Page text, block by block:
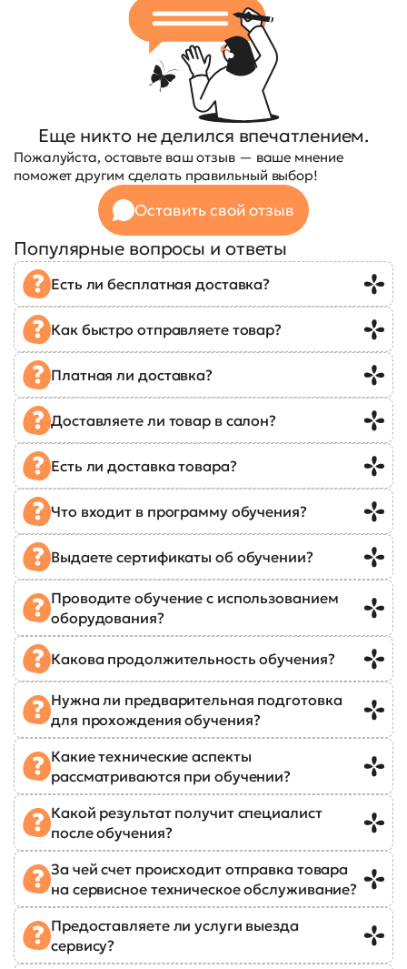
Еще никто не делился впечатлением.
Пожалуйста, оставьте ваш отзыв — ваше мнение
поможет другим сделать правильный выбор!
Оставить свой отзыв
Популярные вопросы и ответы
Есть ли бесплатная доставка?
Как быстро отправляете товар?
Платная ли доставка?
Доставляете ли товар в салон?
Есть ли доставка товара?
Что входит в программу обучения?
Выдаете сертификаты об обучении?
Проводите обучение с использованием
оборудования?
Какова продолжительность обучения?
Нужна ли предварительная подготовка
для прохождения обучения?
Какие технические аспекты
рассматриваются при обучении?
Какой результат получит специалист
после обучения?
За чей счет происходит отправка товара
на сервисное техническое обслуживание?
Предоставляете ли услуги выезда
сервису?